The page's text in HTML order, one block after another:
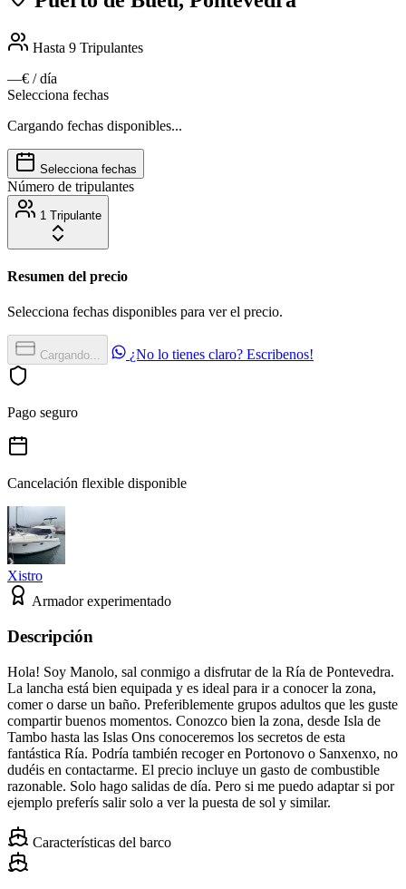
Hasta 9 Tripulantes
—€ / día
Selecciona fechas
Cargando fechas disponibles...
Selecciona fechas
Número de tripulantes
1 Tripulante
Resumen del precio
Selecciona fechas disponibles para ver el precio.
Cargando... ¿No lo tienes claro? Escribenos!
Pago seguro
Cancelación flexible disponible
Xistro
Armador experimentado
Descripción
Hola! Soy Manolo, sal conmigo a disfrutar de la Ría de Pontevedra.
La lancha está bien equipada y es ideal para ir a conocer la zona,
comer o darse un baño. Preferiblemente grupos adultos que les guste
compartir buenos momentos. Conozco bien la zona, desde Isla de
Tambo hasta las Islas Ons conoceremos los secretos de esta
fantástica Ría. Podría también recoger en Portonovo o Sanxenxo, no
dudéis en contactarme. El precio incluye un gasto de combustible
razonable. Solo hago salidas de día. Pero si me puedo adaptar si por
ejemplo preferís salir solo a ver la puesta de sol y similar.
Características del barco